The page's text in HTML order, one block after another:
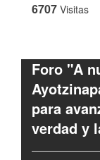
6707 Visitas
Foro "A
para
verdad y